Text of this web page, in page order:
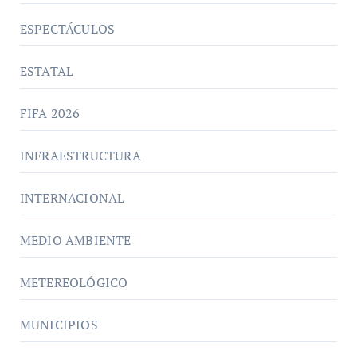
ESPECTÁCULOS
ESTATAL
FIFA 2026
INFRAESTRUCTURA
INTERNACIONAL
MEDIO AMBIENTE
METEREOLÓGICO
MUNICIPIOS